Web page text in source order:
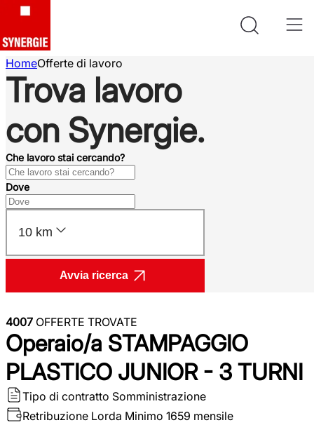
HomeOfferte di lavoro
Trova lavoro
con Synergie.
Che lavoro stai cercando?
Dove
10 km
Avvia ricerca
4007 OFFERTE TROVATE
Operaio/a STAMPAGGIO
PLASTICO JUNIOR - 3 TURNI
Tipo di contratto Somministrazione
Retribuzione Lorda Minimo 1659 mensile